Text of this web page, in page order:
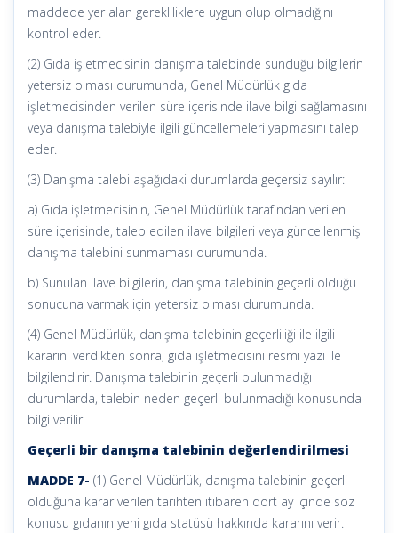
maddede yer alan gerekliliklere uygun olup olmadığını
kontrol eder.
(2) Gıda işletmecisinin danışma talebinde sunduğu bilgilerin
yetersiz olması durumunda, Genel Müdürlük gıda
işletmecisinden verilen süre içerisinde ilave bilgi sağlamasını
veya danışma talebiyle ilgili güncellemeleri yapmasını talep
eder.
(3) Danışma talebi aşağıdaki durumlarda geçersiz sayılır:
a) Gıda işletmecisinin, Genel Müdürlük tarafından verilen
süre içerisinde, talep edilen ilave bilgileri veya güncellenmiş
danışma talebini sunmaması durumunda.
b) Sunulan ilave bilgilerin, danışma talebinin geçerli olduğu
sonucuna varmak için yetersiz olması durumunda.
(4) Genel Müdürlük, danışma talebinin geçerliliği ile ilgili
kararını verdikten sonra, gıda işletmecisini resmi yazı ile
bilgilendirir. Danışma talebinin geçerli bulunmadığı
durumlarda, talebin neden geçerli bulunmadığı konusunda
bilgi verilir.
Geçerli bir danışma talebinin değerlendirilmesi
MADDE 7- (1) Genel Müdürlük, danışma talebinin geçerli
olduğuna karar verilen tarihten itibaren dört ay içinde söz
konusu gıdanın yeni gıda statüsü hakkında kararını verir.